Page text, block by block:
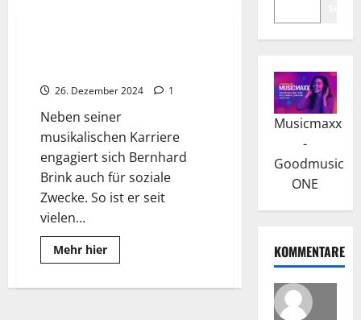
26. Dezember 2024 1
Neben seiner
musikalischen Karriere
engagiert sich Bernhard
Brink auch für soziale
Zwecke. So ist er seit
vielen...
Mehr hierRead
more
Brink:
Musicmaxx
-
Goodmusic
ONE
KOMMENTARE